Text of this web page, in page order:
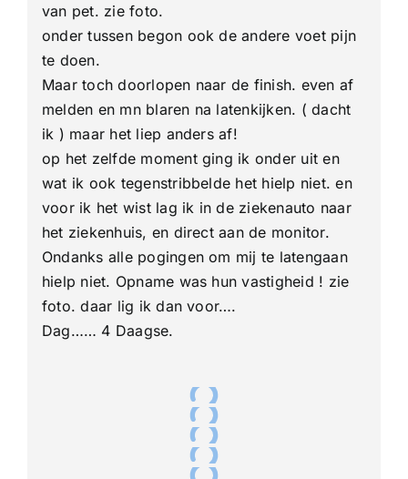
van pet. zie foto.
onder tussen begon ook de andere voet pijn
te doen.
Maar toch doorlopen naar de finish. even af
melden en mn blaren na latenkijken. ( dacht
ik ) maar het liep anders af!
op het zelfde moment ging ik onder uit en
wat ik ook tegenstribbelde het hielp niet. en
voor ik het wist lag ik in de ziekenauto naar
het ziekenhuis, en direct aan de monitor.
Ondanks alle pogingen om mij te latengaan
hielp niet. Opname was hun vastigheid ! zie
foto. daar lig ik dan voor….
Dag…… 4 Daagse.